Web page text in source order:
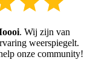
. Wij zijn van
weerspiegelt.
onze community!